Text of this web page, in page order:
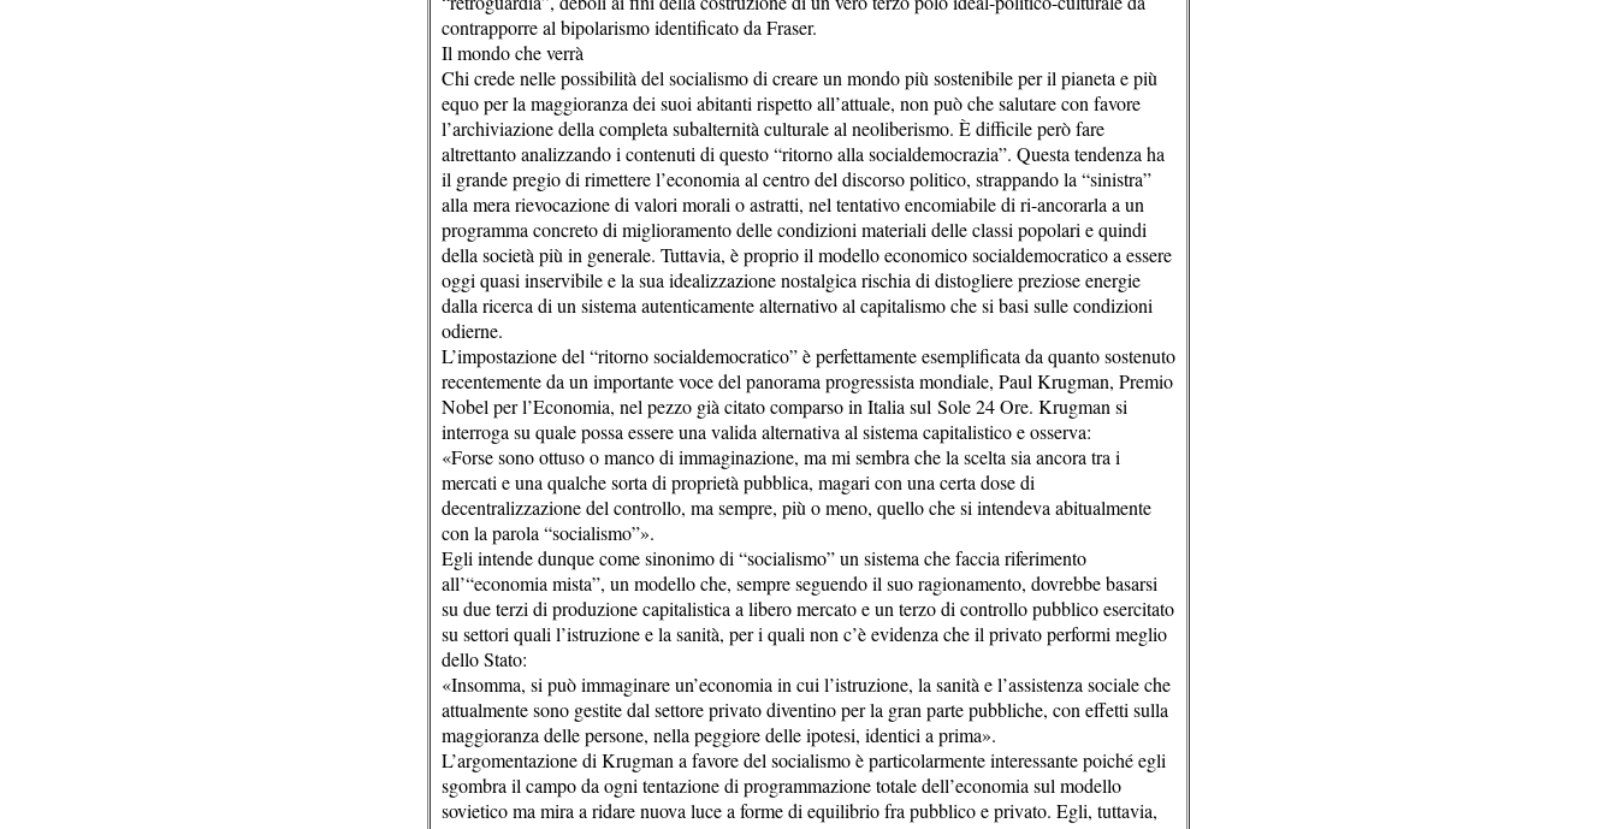
contrapporre al bipolarismo identificato da Fraser.
Il mondo che verrà
Chi crede nelle possibilità del socialismo di creare un mondo più sostenibile per il pianeta e più
equo per la maggioranza dei suoi abitanti rispetto all’attuale, non può che salutare con favore
l’archiviazione della completa subalternità culturale al neoliberismo. È difficile però fare
altrettanto analizzando i contenuti di questo “ritorno alla socialdemocrazia”. Questa tendenza ha
il grande pregio di rimettere l’economia al centro del discorso politico, strappando la “sinistra”
alla mera rievocazione di valori morali o astratti, nel tentativo encomiabile di ri-ancorarla a un
programma concreto di miglioramento delle condizioni materiali delle classi popolari e quindi
della società più in generale. Tuttavia, è proprio il modello economico socialdemocratico a essere
oggi quasi inservibile e la sua idealizzazione nostalgica rischia di distogliere preziose energie
dalla ricerca di un sistema autenticamente alternativo al capitalismo che si basi sulle condizioni
odierne.
L’impostazione del “ritorno socialdemocratico” è perfettamente esemplificata da quanto sostenuto
recentemente da un importante voce del panorama progressista mondiale, Paul Krugman, Premio
Nobel per l’Economia, nel pezzo già citato comparso in Italia sul Sole 24 Ore. Krugman si
interroga su quale possa essere una valida alternativa al sistema capitalistico e osserva:
«Forse sono ottuso o manco di immaginazione, ma mi sembra che la scelta sia ancora tra i
mercati e una qualche sorta di proprietà pubblica, magari con una certa dose di
decentralizzazione del controllo, ma sempre, più o meno, quello che si intendeva abitualmente
con la parola “socialismo”».
Egli intende dunque come sinonimo di “socialismo” un sistema che faccia riferimento
all’“economia mista”, un modello che, sempre seguendo il suo ragionamento, dovrebbe basarsi
su due terzi di produzione capitalistica a libero mercato e un terzo di controllo pubblico esercitato
su settori quali l’istruzione e la sanità, per i quali non c’è evidenza che il privato performi meglio
dello Stato:
«Insomma, si può immaginare un’economia in cui l’istruzione, la sanità e l’assistenza sociale che
attualmente sono gestite dal settore privato diventino per la gran parte pubbliche, con effetti sulla
maggioranza delle persone, nella peggiore delle ipotesi, identici a prima».
L’argomentazione di Krugman a favore del socialismo è particolarmente interessante poiché egli
sgombra il campo da ogni tentazione di programmazione totale dell’economia sul modello
sovietico ma mira a ridare nuova luce a forme di equilibrio fra pubblico e privato. Egli, tuttavia,